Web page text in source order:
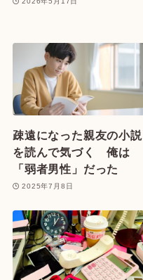
疎遠になった親友の小説
を読んで気づく 俺は
「弱者男性」だった
2025年7月8日